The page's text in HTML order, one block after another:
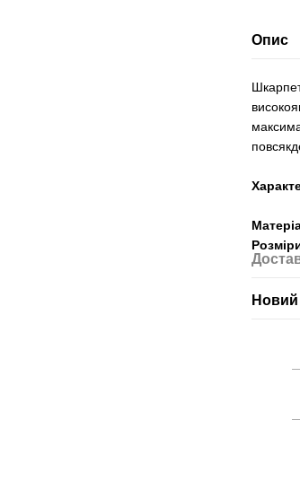
Опис
Новий